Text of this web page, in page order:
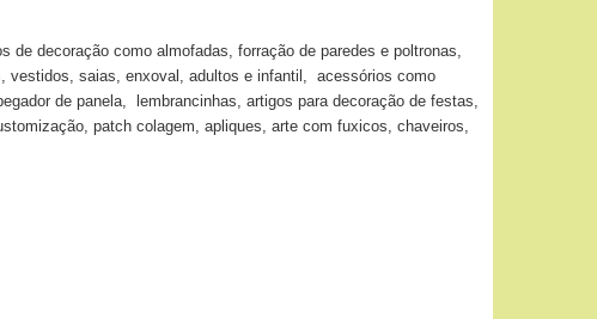
decoração como almofadas, forração de paredes e poltronas,
vestidos, saias, enxoval, adultos e infantil, acessórios como
de panela, lembrancinhas, artigos para decoração de festas,
patch colagem, apliques, arte com fuxicos, chaveiros,